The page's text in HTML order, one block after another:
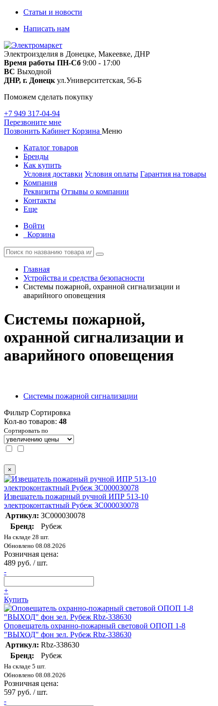
Статьи и новости
Написать нам
Электроизделия в Донецке, Макеевке, ДНР
Время работы ПН-Сб 9:00 - 17:00
ВС Выходной
ДНР, г. Донецк ул.Университетская, 56-Б
Поможем сделать покупку
+7 949 317-04-94
Перезвоните мне
Позвонить Кабинет Корзина Меню
Каталог товаров
Бренды
Как купить
Условия доставки Условия оплаты Гарантия на товары
Компания
Реквизиты Отзывы о компании
Контакты
Еще
Войти
Корзина
Главная
Устройства и средства безопасности
Системы пожарной, охранной сигнализации и
аварийного оповещения
Системы пожарной,
охранной сигнализации и
аварийного оповещения
Системы пожарной сигнализации
Фильтр Сортировка
Кол-во товаров: 48
Сортировать по
×
Извещатель пожарный ручной ИПР 513-10
электроконтактный Рубеж ЗС000030078
Артикул: ЗС000030078
Бренд:
Рубеж
На складе 28 шт.
Обновлено 08.08.2026
Розничная цена:
489 руб. / шт.
-
+
Купить
Оповещатель охранно-пожарный световой ОПОП 1-8
"ВЫХОД" фон зел. Рубеж Rbz-338630
Артикул: Rbz-338630
Бренд:
Рубеж
На складе 5 шт.
Обновлено 08.08.2026
Розничная цена:
597 руб. / шт.
-